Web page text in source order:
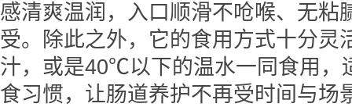
感清爽温润，入口顺滑不呛喉、无粘
受。除此之外，它的食用方式十分灵
汁，或是40℃以下的温水一同食用，
食习惯，让肠道养护不再受时间与场